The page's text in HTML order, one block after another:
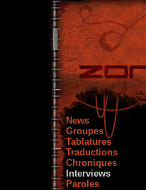
News
Groupes
Tablatures
Traductions
Chroniques
Interviews
Paroles